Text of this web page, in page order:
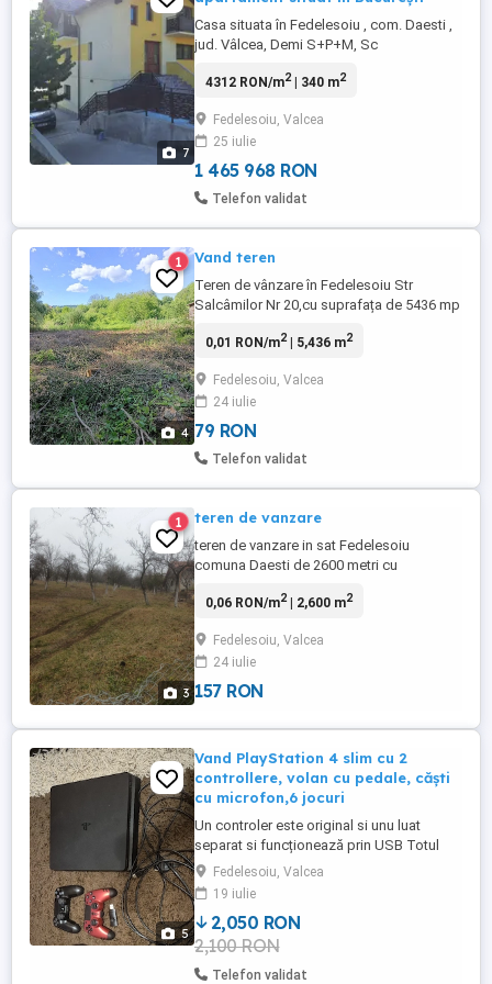
7
Casa situata în Fedelesoiu , com. Daesti ,
jud. Vâlcea, Demi S+P+M, Sc
=Demisol - sala pentru relaxare,CT-
Cămară. Parter=living , loc pentru servit
masa ,baie ,2 terase ,dormitor cu spațiu
de depozitare. .Mansarda= camera de
4312 RON/m2| 340 m2
Fedelesoiu, Valcea
25 iulie
1 465 968 RON
Telefon validat
4
1 Vand teren
Teren de vânzare în Fedelesoiu Str
Salcâmilor Nr 20,cu suprafața de 5436 mp
teren,posibilitate de construcție p+2 etaje,
frumoasă liniștită, magazine in
apropiere,parc de joacă,școală,7km
distanță de Rm.Valcea.Pt ...
0,01 RON/m2| 5,436 m2
Fedelesoiu, Valcea
24 iulie
79 RON
Telefon validat
3
1 teren de vanzare
teren de vanzare in sat Fedelesoiu
comuna Daesti de 2600 metri cu
poarta.
0,06 RON/m2| 2,600 m2
Fedelesoiu, Valcea
24 iulie
157 RON
5
Vand PlayStation 4 slim cu 2
controllere, volan cu pedale, căşti
cu microfon,6 jocuri
Un controler este original si unu luat
separat si funcționează prin USB Totul
este intr o stare perfecta. PlayStationul
merge perfect, I am facut si o mica
mentenanță. Volanul este excepțional
pentru curse (ajunge la un unghi de 270 ),
merge la ps 4 ps 5 pc si merge perfect cu
jocul GTA sau gran ...
Fedelesoiu, Valcea
19 iulie
2,050 RON
2,100 RON
Telefon validat